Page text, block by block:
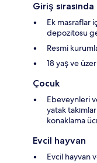
Giriş
Ek masraflar
depozitosu
Resmi
18 yaş ve
Çocuk
Ebeveynleri
yatak
konaklama
Evcil hayvan
Evcil hayvan